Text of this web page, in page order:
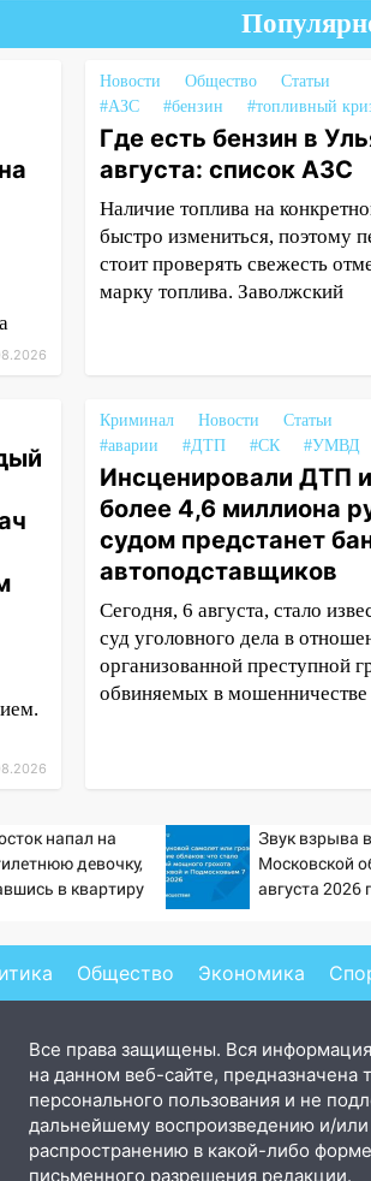
Новости Общество
Статьи
#АЗС
#бензин #топливный
Где есть бензин в
августа: список АЗС
Наличие топлива на
быстро измениться, поэтому
стоит проверять свежесть
марку топлива. Заволжский
Криминал Новости
Статьи
#аварии
#ДТП #СК #УМВД
Инсценировали ДТП
более 4,6 миллиона
судом предстанет
автоподставщиков
Сегодня, 6 августа, стало
суд уголовного дела в
организованной преступной
обвиняемых в
напал на
девочку,
в квартиру
Звук взрыва
Московской
августа 2026
хлопок
Общество Экономика
Все права защищены. Вся
на данном веб-сайте, предназначена
персонального пользования и не
дальнейшему воспроизведению и/или
распространению в какой-либо
письменного разрешения редакции.